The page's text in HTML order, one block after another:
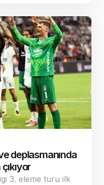
deplasmanında
3. eleme turu ilk